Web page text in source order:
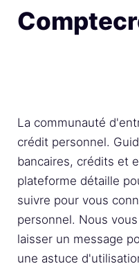
La communauté
crédit personnel.
bancaires, crédits et
plateforme détaille
suivre pour vous
personnel. Nous
laisser un message
une astuce